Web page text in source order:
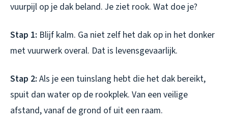
vuurpijl op je dak beland. Je ziet rook. Wat doe je?
Stap 1: Blijf kalm. Ga niet zelf het dak op in het donker
met vuurwerk overal. Dat is levensgevaarlijk.
Stap 2: Als je een tuinslang hebt die het dak bereikt,
spuit dan water op de rookplek. Van een veilige
afstand, vanaf de grond of uit een raam.